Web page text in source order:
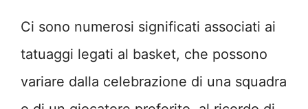
Ci sono numerosi significati associati ai
tatuaggi legati al basket, che possono
variare dalla celebrazione di una squadra